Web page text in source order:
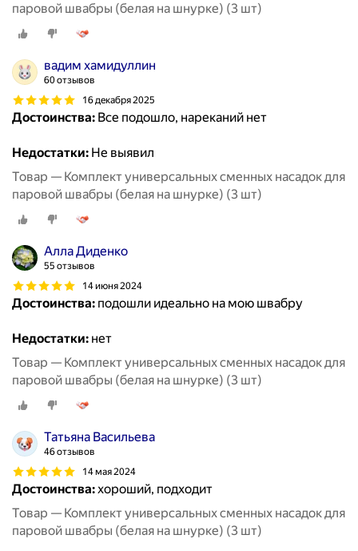
паровой швабры (белая на шнурке) (3 шт)
вадим хамидуллин
60 отзывов
16 декабря 2025
Достоинства: Все подошло, нареканий нет
Недостатки: Не выявил
Товар — Комплект универсальных сменных насадок для
паровой швабры (белая на шнурке) (3 шт)
Алла Диденко
55 отзывов
14 июня 2024
Достоинства: подошли идеально на мою швабру
Недостатки: нет
Товар — Комплект универсальных сменных насадок для
паровой швабры (белая на шнурке) (3 шт)
Татьяна Васильева
46 отзывов
14 мая 2024
Достоинства:хороший, подходит
Товар — Комплект универсальных сменных насадок для
паровой швабры (белая на шнурке) (3 шт)